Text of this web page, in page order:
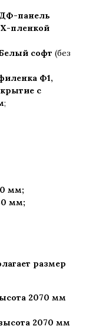
панель
пленкой
софт (без
Ф1,
c
;
мм;
мм;
размер
2070 мм
2070 мм